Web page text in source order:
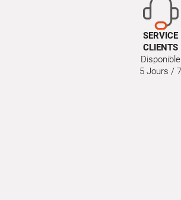
SERVICE
CLIENTS
Disponible
5 Jours / 7